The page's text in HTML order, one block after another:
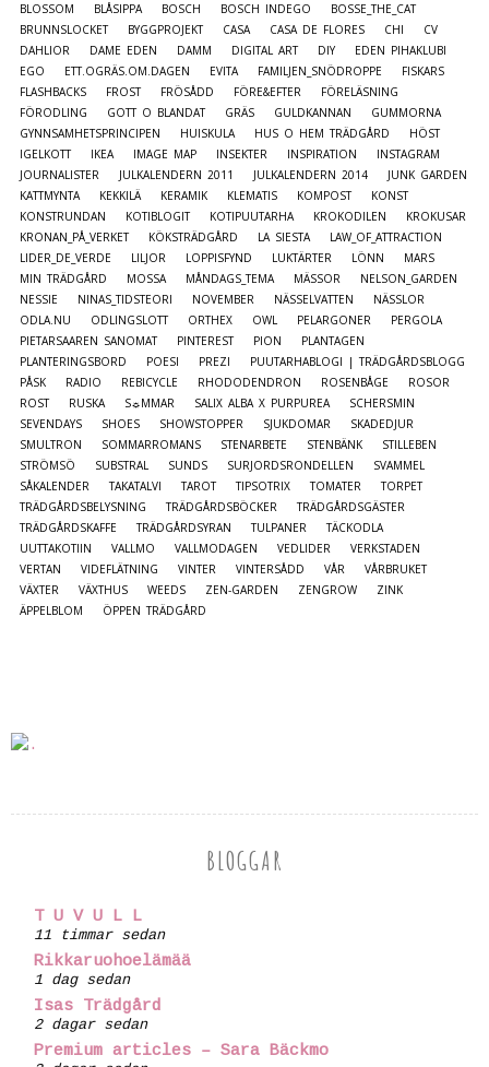
BLOSSOM
BLÅSIPPA BOSCH BOSCH INDEGO
BOSSE_THE_CAT
BRUNNSLOCKET
BYGGPROJEKT CASA CASA DE FLORES CHI
CV
DAHLIOR
DAME EDEN DAMM DIGITAL ART DIY
EDEN PIHAKLUBI
EGO
ETT.OGRÄS.OM.DAGEN EVITA FAMILJEN_SNÖDROPPE
FISKARS
FLASHBACKS
FROST FRÖSÅDD FÖRE&EFTER
FÖRELÄSNING
FÖRODLING
GOTT O BLANDAT GRÄS GULDKANNAN
GUMMORNA
GYNNSAMHETSPRINCIPEN
HUISKULA HUS O HEM TRÄDGÅRD
HÖST
IGELKOTT
IKEA IMAGE MAP INSEKTER INSPIRATION
INSTAGRAM
JOURNALISTER
JULKALENDERN 2011 JULKALENDERN 2014
JUNK GARDEN
KATTMYNTA
KEKKILÄ KERAMIK KLEMATIS KOMPOST
KONST
KONSTRUNDAN
KOTIBLOGIT KOTIPUUTARHA KROKODILEN
KROKUSAR
KRONAN_PÅ_VERKET
KÖKSTRÄDGÅRD LA SIESTA
LAW_OF_ATTRACTION
LIDER_DE_VERDE
LILJOR LOPPISFYND LUKTÄRTER LÖNN
MARS
MIN TRÄDGÅRD
MOSSA MÅNDAGS_TEMA MÄSSOR
NELSON_GARDEN
NESSIE
NINAS_TIDSTEORI NOVEMBER NÄSSELVATTEN
NÄSSLOR
ODLA.NU
ODLINGSLOTT ORTHEX OWL PELARGONER
PERGOLA
PIETARSAAREN SANOMAT
PINTEREST PION
PLANTAGEN
PLANTERINGSBORD
POESI PREZI
PUUTARHABLOGI | TRÄDGÅRDSBLOGG
PÅSK
RADIO REBICYCLE RHODODENDRON ROSENBÅGE
ROSOR
ROST
RUSKA S☼MMAR SALIX ALBA X PURPUREA
SCHERSMIN
SEVENDAYS
SHOES SHOWSTOPPER SJUKDOMAR
SKADEDJUR
SMULTRON
SOMMARROMANS STENARBETE STENBÄNK
STILLEBEN
STRÖMSÖ
SUBSTRAL SUNDS SURJORDSRONDELLEN
SVAMMEL
SÅKALENDER
TAKATALVI TAROT TIPSOTRIX TOMATER
TORPET
TRÄDGÅRDSBELYSNING
TRÄDGÅRDSBÖCKER
TRÄDGÅRDSGÄSTER
TRÄDGÅRDSKAFFE
TRÄDGÅRDSYRAN TULPANER
TÄCKODLA
UUTTAKOTIIN
VALLMO VALLMODAGEN VEDLIDER
VERKSTADEN
VERTAN
VIDEFLÄTNING VINTER VINTERSÅDD VÅR
VÅRBRUKET
VÄXTER
VÄXTHUS WEEDS ZEN-GARDEN ZENGROW
ZINK
ÄPPELBLOM
ÖPPEN TRÄDGÅRD
BLOGGAR
T U V U L L
11 timmar sedan
Rikkaruohoelämää
1 dag sedan
Isas Trädgård
2 dagar sedan
Premium articles – Sara Bäckmo